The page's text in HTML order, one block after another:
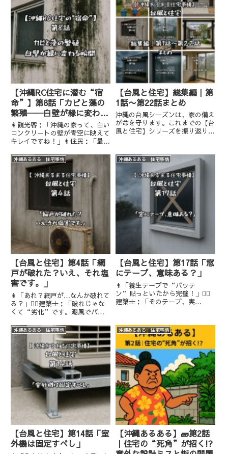
【沖縄RC住宅に潜む“宿
命”】第8話「カビと藻の
繁殖──白壁が緑に変わる
瞬間」
👩観光客：「沖縄の家って、白い
コンクリートの壁が青空に映えて
キレイですね！」👨住民：「最初
壁”じゃなくて“緑壁”になる
さ〜」沖縄のRC住宅といえば、
青い海と空に映える真っ白な外壁
──。観光客からすれば「リゾー
【台風と住宅】総集編｜第
1話〜第22話まとめ
沖縄の台風シーズンは、家の備え
が命を守ります。これまでの【台
風と住宅】シリーズを振り返り、
いこと【総まとめ】屋外の飛ばさ
れそうな物はすべて屋内へ屋根・
外壁・窓・シャッターの点検と
補...
沖縄あるある 住宅事情
【台風と住宅】第4話「網
戸が破れた？いえ、それ塩
害です。」
👩「あれ？網戸が…なんか破れて
る？」👷‍♂️建築士：「破れじゃな
くて“劣化”です。潮風でパリ
住宅は、“見えない敵”＝塩害
との戦いでもあります。台風が運
ぶ潮風によって、金属だけでなく
樹脂・ゴム・網までもが、知ら
な...
沖縄あるある 住宅事情
【台風と住宅】第17話「窓
にテープ、意味ある？」
👨「養生テープで“バッテ
ン”貼っといたから完璧！」👷‍♂️
建築士：「そのテープ、実
やスーパーの窓に貼られる“バ
ッテン養生テープ”。でもそ
れ、本当に効果があると思ってい
ませんか？今回は、...
沖縄あるある 住宅事情
【台風と住宅】第14話「室
外機は固定すべし」
沖縄あるある 住宅事情
【沖縄あるある】🧱第2話
｜住宅の“死角”が招く!?